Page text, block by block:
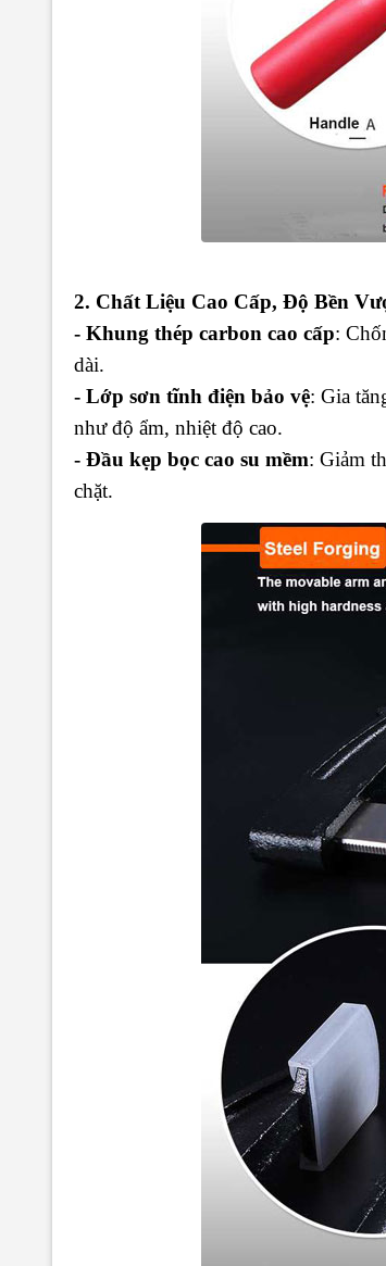
2. Chất Liệu Cao Cấp, Độ Bền
- Khung thép carbon cao cấp:
dài.
- Lớp sơn tĩnh điện bảo vệ: Gia
như độ ẩm, nhiệt độ cao.
- Đầu kẹp bọc cao su mềm: Giảm
chặt.